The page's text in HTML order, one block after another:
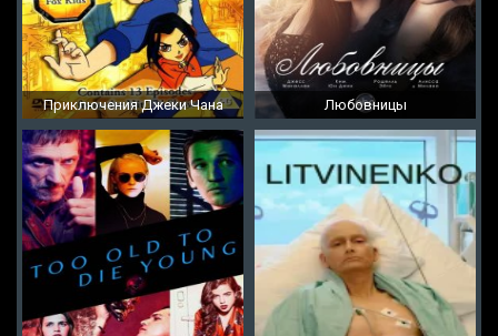
Приключения Джеки Чана Любовницы